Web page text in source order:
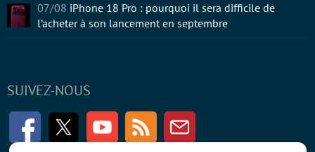
SUIVEZ-NOUS
FacebookTwitter Youtube RSS Newsletter
07/08 iPhone 18 Pro : pourquoi il sera difficile de
l’acheter à son lancement en septembre